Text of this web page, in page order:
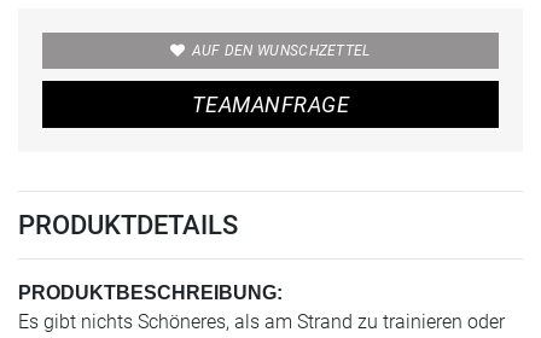
AUF DEN WUNSCHZETTEL
TEAMANFRAGE
PRODUKTDETAILS
PRODUKTBESCHREIBUNG:
Es gibt nichts Schöneres, als am Strand zu trainieren oder